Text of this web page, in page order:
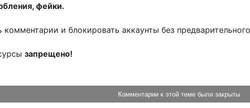
фейки.
и блокировать аккаунты без
запрещено!
Комментарии к этой теме были закрыты